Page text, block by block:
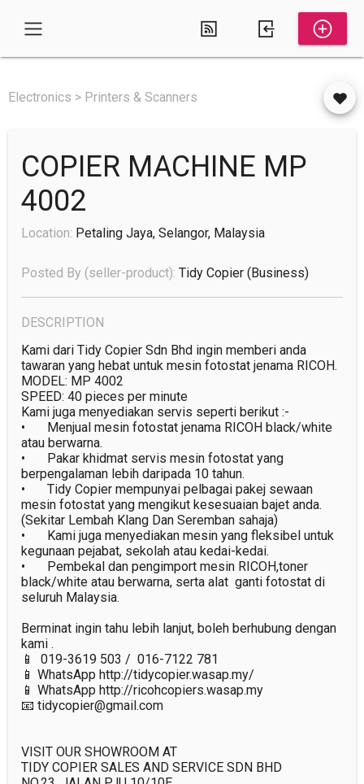
Electronics > Printers & Scanners
COPIER MACHINE MP
4002
Location: Petaling Jaya, Selangor, Malaysia
Posted By (seller-product): Tidy Copier (business)
DESCRIPTION
Kami dari Tidy Copier Sdn Bhd ingin memberi anda
tawaran yang hebat untuk mesin fotostat jenama RICOH.
MODEL: MP 4002
SPEED: 40 pieces per minute
Kami juga menyediakan servis seperti berikut :-
•	Menjual mesin fotostat jenama RICOH black/white
atau berwarna.
•	Pakar khidmat servis mesin fotostat yang
berpengalaman lebih daripada 10 tahun.
•	Tidy Copier mempunyai pelbagai pakej sewaan
mesin fotostat yang mengikut kesesuaian bajet anda.
(Sekitar Lembah Klang Dan Seremban sahaja)
•	Kami juga menyediakan mesin yang fleksibel untuk
kegunaan pejabat, sekolah atau kedai-kedai.
•	Pembekal dan pengimport mesin RICOH,toner
black/white atau berwarna, serta alat  ganti fotostat di
seluruh Malaysia.
Berminat ingin tahu lebih lanjut, boleh berhubung dengan
kami .
📱  019-3619 503 /  016-7122 781
📱 WhatsApp http://tidycopier.wasap.my/
📱 WhatsApp http://ricohcopiers.wasap.my
📧 tidycopier@gmail.com
VISIT OUR SHOWROOM AT
TIDY COPIER SALES AND SERVICE SDN BHD